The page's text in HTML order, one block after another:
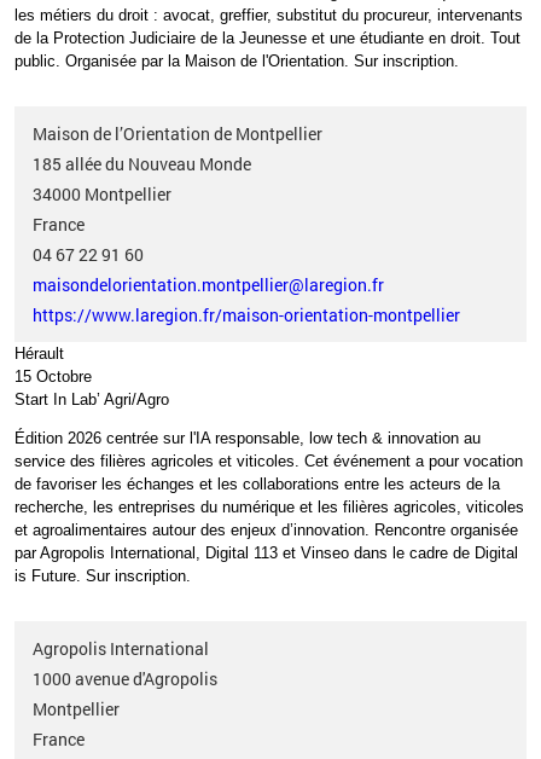
les métiers du droit : avocat, greffier, substitut du procureur, intervenants
de la Protection Judiciaire de la Jeunesse et une étudiante en droit. Tout
public. Organisée par la Maison de l'Orientation. Sur inscription.
Maison de l’Orientation de Montpellier
185 allée du Nouveau Monde
34000 Montpellier
France
04 67 22 91 60
maisondelorientation.montpellier@laregion.fr
https://www.laregion.fr/maison-orientation-montpellier
Hérault
15 Octobre
Start In Lab’ Agri/Agro
Édition 2026 centrée sur l'IA responsable, low tech & innovation au
service des filières agricoles et viticoles. Cet événement a pour vocation
de favoriser les échanges et les collaborations entre les acteurs de la
recherche, les entreprises du numérique et les filières agricoles, viticoles
et agroalimentaires autour des enjeux d’innovation. Rencontre organisée
par Agropolis International, Digital 113 et Vinseo dans le cadre de Digital
is Future. Sur inscription.
Agropolis International
1000 avenue d'Agropolis
Montpellier
France